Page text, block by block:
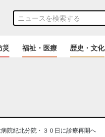
災 福祉・医療 歴史・文化
病院紀北分院・３０日に診療再開へ